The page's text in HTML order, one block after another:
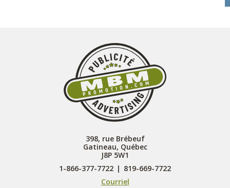
398, rue Brébeuf
Gatineau, Québec
J8P 5W1
1-866-377-7722 | 819-669-7722
Courriel